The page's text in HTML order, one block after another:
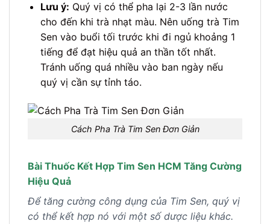
Lưu ý: Quý vị có thể pha lại 2-3 lần nước
cho đến khi trà nhạt màu. Nên uống trà Tim
Sen vào buổi tối trước khi đi ngủ khoảng 1
tiếng để đạt hiệu quả an thần tốt nhất.
Tránh uống quá nhiều vào ban ngày nếu
quý vị cần sự tỉnh táo.
Cách Pha Trà Tim Sen Đơn Giản
Bài Thuốc Kết Hợp Tim Sen HCM Tăng Cường
Hiệu Quả
Để tăng cường công dụng của Tim Sen, quý vị
có thể kết hợp nó với một số dược liệu khác.